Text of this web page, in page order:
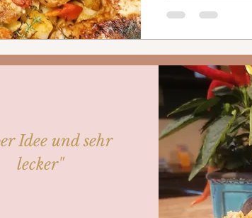
Idee und sehr
lecker"